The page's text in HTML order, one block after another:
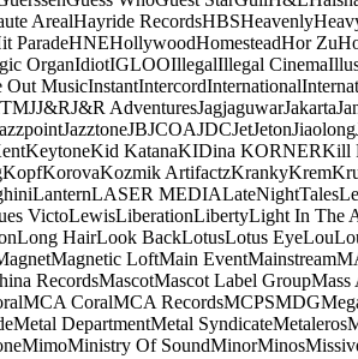
ArealHayride RecordsHBSHeavenly
ParadeHNEHollywoodHomesteadHor Zu
OrganIdiotIGLOOIllegalIllegal Cinema
Out MusicInstantIntercordInternational
JJ&RJ&R AdventuresJagjaguwarJakarta
JazztoneJBJCOAJDCJetJetonJiaolong
KeytoneKid KatanaKIDina KORNERKill
KopfKorovaKozmik ArtifactzKrankyKrem
LanternLASER MEDIALateNightTales
VictoLewisLiberationLibertyLight In The
Long HairLook BackLotusLotus EyeLou
Magnetic LoftMain EventMainstream
RecordsMascotMascot Label GroupMass
MCA CoralMCA RecordsMCPSMDG
Metal DepartmentMetal SyndicateMetaleros
MimoMinistry Of SoundMinorMinos